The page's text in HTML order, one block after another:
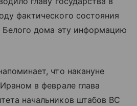
фактического состояния
Белого дома эту информацию
что накануне
в феврале глава
начальников штабов ВС